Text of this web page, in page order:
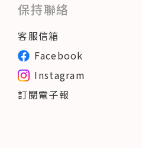
保持聯絡
客服信箱
Facebook
Instagram
訂閱電子報